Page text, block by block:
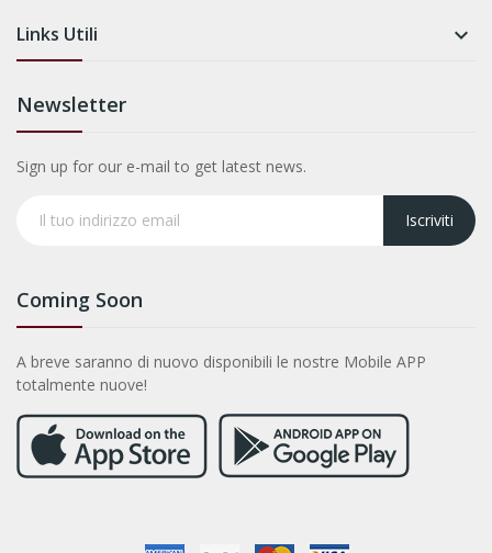
Links Utili 
Newsletter
Sign up for our e-mail to get latest news.
Iscriviti
Coming Soon
A breve saranno di nuovo disponibili le nostre Mobile APP
totalmente nuove!